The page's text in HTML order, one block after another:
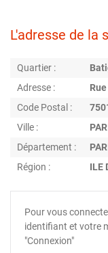
L'adresse de la
Quartier :
Adresse :
Code Postal :
Ville :
Département :
Région :
ILE
Pour vous
identifiant et votre
"Connexion"